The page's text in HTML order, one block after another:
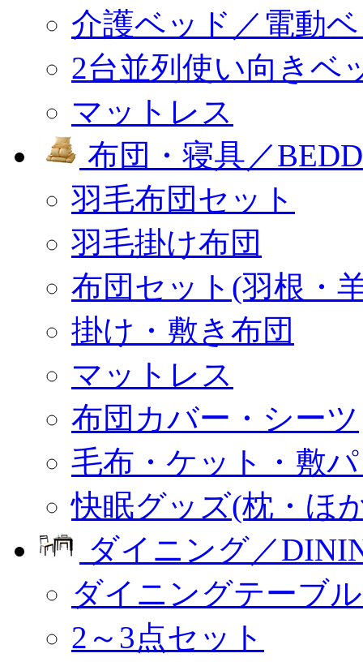
介護ベッド／電動
2台並列使い向きベ
マットレス
布団・寝具／
羽毛布団セット
羽毛掛け布団
布団セット(羽根・
掛け・敷き布団
マットレス
布団カバー・シーツ
毛布・ケット・敷
快眠グッズ(枕・ほ
ダイニング／
ダイニングテーブ
2～3点セット